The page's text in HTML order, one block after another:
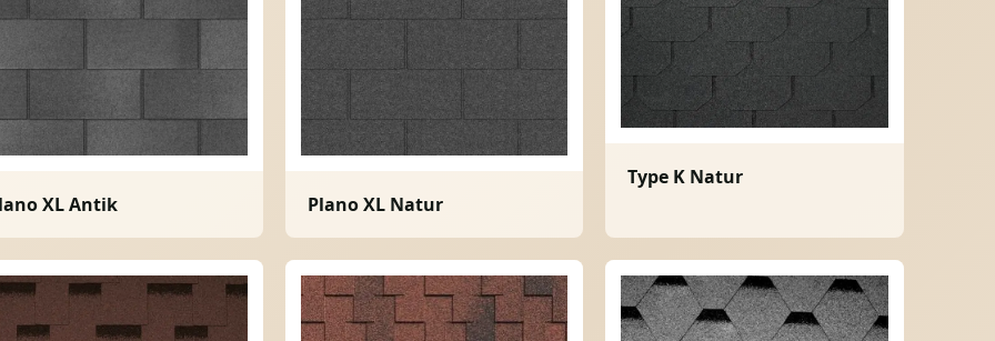
ПОКРІВЕЛЬНА ШАШКА ПІДШИВИ
XL Antik Plano XL Natur
Type K Natur